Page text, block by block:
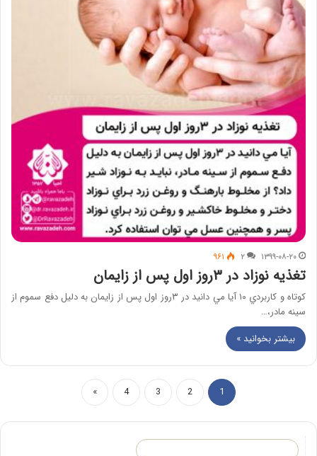
۱۳۹۹-۰۸-۲۰ ۲ ۹۶۱
تغذیه نوزاد در ٣روز اول پس از زايمان
كوتاه و كاربردي ١٠ آيا مي دانيد در ٣روز اول پس از زايمان به دليل دفع سموم از
سينه مادر،…
بیشتر بخوانید »
1
2
3
4
»